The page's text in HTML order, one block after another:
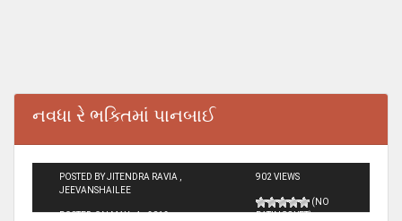
નવધા રે ભક્તિમાં પાનબાઈ
POSTED BY JITENDRA RAVIA ,
JEEVANSHAILEE
POSTED ON MAY - 4 - 2012
902 VIEWS
(NO
RATINGS YET)